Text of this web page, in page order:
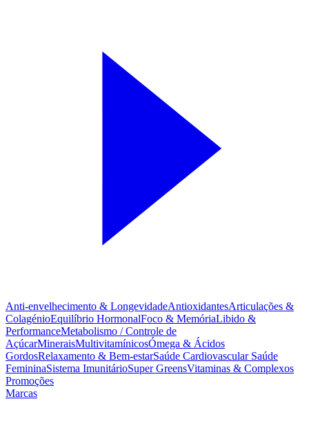
Anti-envelhecimento & LongevidadeAntioxidantesArticulações &
ColagénioEquilíbrio HormonalFoco & MemóriaLibido &
PerformanceMetabolismo / Controle de
AçúcarMineraisMultivitamínicosÓmega & Ácidos
GordosRelaxamento & Bem-estarSaúde Cardiovascular Saúde
FemininaSistema ImunitárioSuper GreensVitaminas & Complexos
Promoções
Marcas